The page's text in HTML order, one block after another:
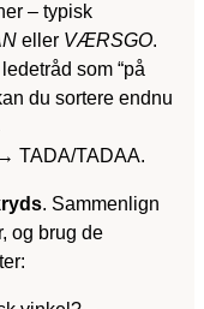
– typisk
eller VÆRSGO.
som “på
du sortere endnu
TADA/TADAA.
. Sammenlign
og brug de